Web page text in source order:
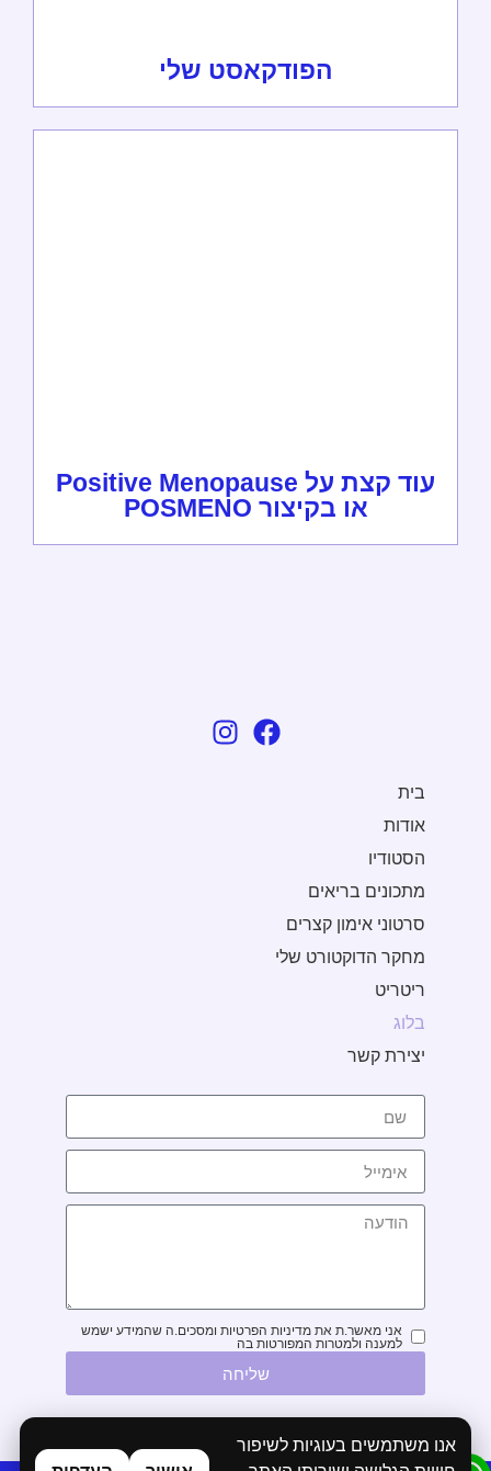
הפודקאסט שלי
עוד קצת על Positive Menopause
או בקיצור POSMENO
בית
אודות
הסטודיו
מתכונים בריאים
סרטוני אימון קצרים
מחקר הדוקטורט שלי
ריטריט
בלוג
יצירת קשר
אני מאשר.ת את מדיניות הפרטיות ומסכים.ה שהמידע ישמש
למענה ולמטרות המפורטות בה
שליחה
אנו משתמשים בעוגיות לשיפור